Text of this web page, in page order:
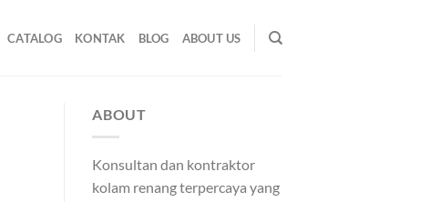
CATALOG KONTAK BLOG ABOUT US
ABOUT
Konsultan dan kontraktor
kolam renang terpercaya yang